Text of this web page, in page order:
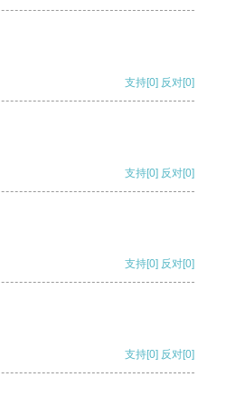
支持[0] 反对[0]
支持[0] 反对[0]
支持[0] 反对[0]
支持[0] 反对[0]